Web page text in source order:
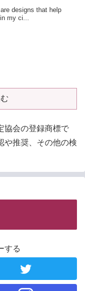
designs that help
my ci...
協会の登録商標で
や推奨、その他の検
する